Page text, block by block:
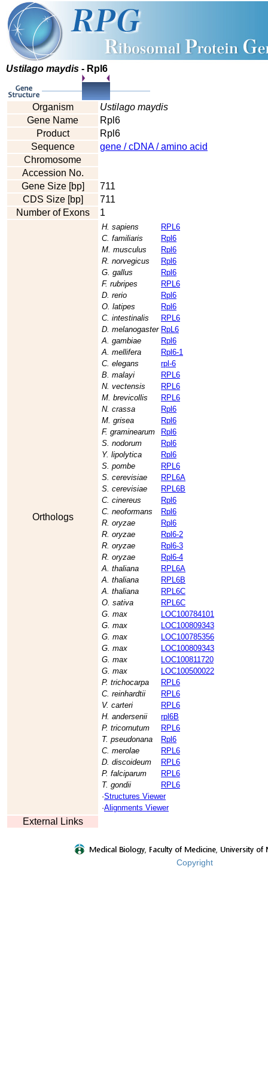
Ustilago maydis - Rpl6
Organism
Ustilago maydis
Gene Name
Rpl6
Product
Rpl6
Sequence
gene / cDNA / amino acid
Chromosome
Accession No.
Gene Size [bp]
711
CDS Size [bp]
711
Number of Exons
1
Orthologs
H. sapiens
RPL6
C. familiaris
Rpl6
M. musculus
Rpl6
R. norvegicus
Rpl6
G. gallus
Rpl6
F. rubripes
RPL6
D. rerio
Rpl6
O. latipes
Rpl6
C. intestinalis
RPL6
D. melanogaster RpL6
A. gambiae
Rpl6
A. mellifera
Rpl6-1
C. elegans
rpl-6
B. malayi
RPL6
N. vectensis
RPL6
M. brevicollis
RPL6
N. crassa
Rpl6
M. grisea
Rpl6
F. graminearum
Rpl6
S. nodorum
Rpl6
Y. lipolytica
Rpl6
S. pombe
RPL6
S. cerevisiae
RPL6A
S. cerevisiae
RPL6B
C. cinereus
Rpl6
C. neoformans
Rpl6
R. oryzae
Rpl6
R. oryzae
Rpl6-2
R. oryzae
Rpl6-3
R. oryzae
Rpl6-4
A. thaliana
RPL6A
A. thaliana
RPL6B
A. thaliana
RPL6C
O. sativa
RPL6C
G. max
LOC100784101
G. max
LOC100809343
G. max
LOC100785356
G. max
LOC100809343
G. max
LOC100811720
G. max
LOC100500022
P. trichocarpa
RPL6
C. reinhardtii
RPL6
V. carteri
RPL6
H. andersenii
rpl6B
P. tricornutum
RPL6
T. pseudonana
Rpl6
C. merolae
RPL6
D. discoideum
RPL6
P. falciparum
RPL6
T. gondii
RPL6
·Structures Viewer
·Alignments Viewer
External Links
Copyright